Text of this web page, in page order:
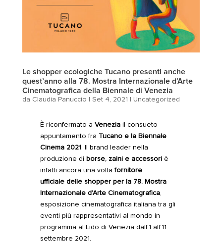
Le shopper ecologiche Tucano presenti anche
quest’anno alla 78. Mostra Internazionale d’Arte
Cinematografica della Biennale di Venezia
da Claudia Panuccio Set 4, 2021 Uncategorized
È riconfermato a Veneziail consueto
appuntamento fra Tucanoe la Biennale
Cinema 2021 . Il brand leader nella
produzione di borse, zaini e accessoriè
infatti ancora una voltafornitore
ufficiale delle shopper per la78. Mostra
Internazionale d’Arte Cinematografica,
esposizione cinematografica italiana tra gli
eventi più rappresentativi al mondo in
programma al Lido di Venezia dall’1 all’11
settembre 2021.